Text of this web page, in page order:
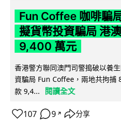
Fun Coffee 咖啡騙
擬貨幣投資騙局 港
9,400 萬元
香港警方聯同澳門司警搗破以養
資騙局 Fun Coffee，兩地共拘捕
款 9,4...
閱讀全文
107 9 ↗ 分享